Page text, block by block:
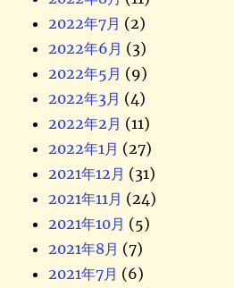
2022年7月 (2)
2022年6月 (3)
2022年5月 (9)
2022年3月 (4)
2022年2月 (11)
2022年1月 (27)
2021年12月 (31)
2021年11月 (24)
2021年10月 (5)
2021年8月 (7)
2021年7月 (6)